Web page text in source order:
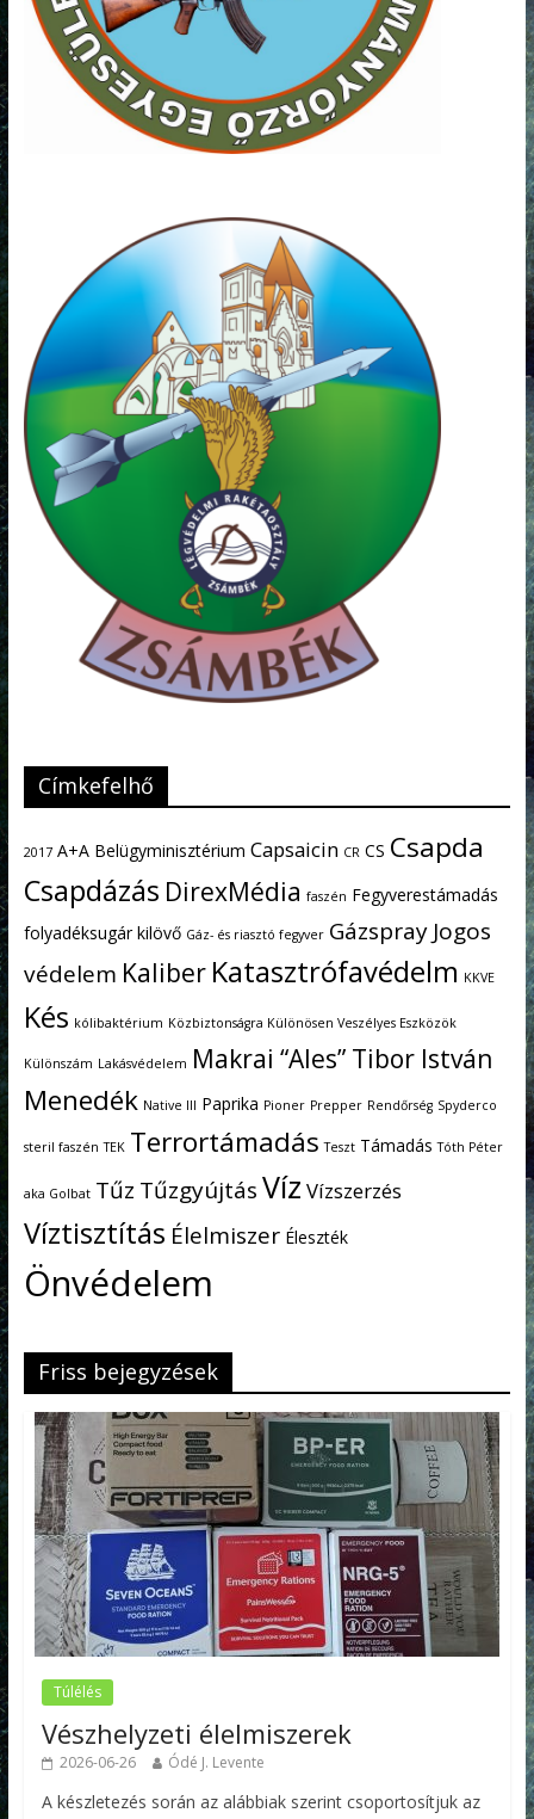
Címkefelhő
2017 A+A Belügyminisztérium Capsaicin CR CS Csapda
Csapdázás DirexMédia faszén Fegyverestámadás
folyadéksugár kilövő Gáz- és riasztó fegyver Gázspray Jogos
védelem Kaliber Katasztrófavédelm KKVE
Kés kólibaktérium Közbiztonságra Különösen Veszélyes Eszközök
Különszám Lakásvédelem Makrai “Ales” Tibor István
Menedék Native III Paprika Pioner Prepper Rendőrség Spyderco
steril faszén TEK Terrortámadás Teszt Támadás Tóth Péter
aka Golbat Tűz TűzgyújtásVíz Vízszerzés
Víztisztítás Élelmiszer Éleszték
Önvédelem
Friss bejegyzések
Túlélés
Vészhelyzeti élelmiszerek
2026-06-26 Ódé J. Levente
A készletezés során az alábbiak szerint csoportosítjuk az